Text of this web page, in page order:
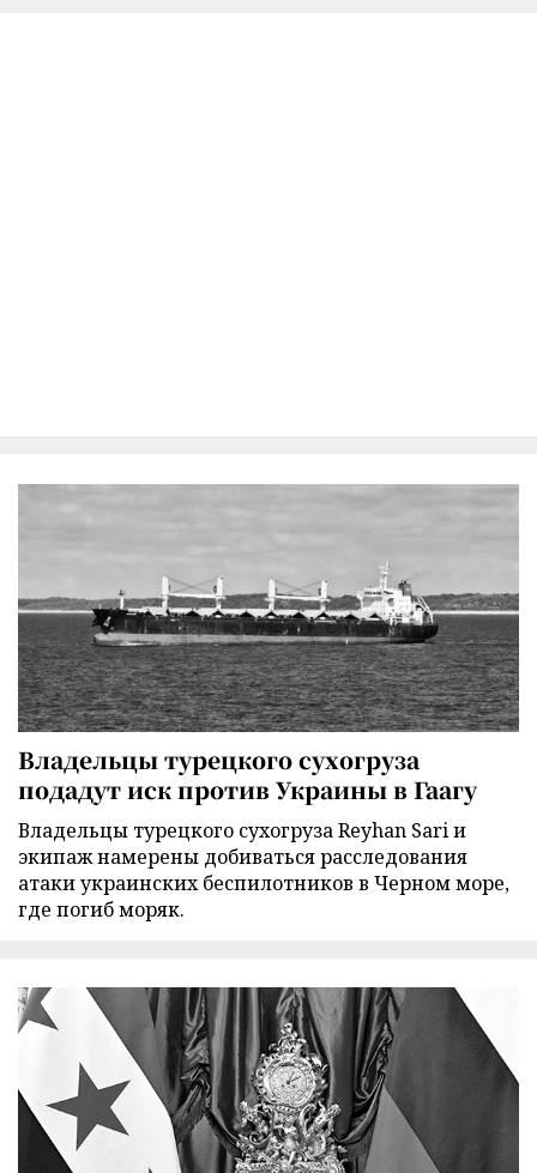
Владельцы турецкого сухогруза
подадут иск против Украины в Гаагу
Владельцы турецкого сухогруза Reyhan Sari и
экипаж намерены добиваться расследования
атаки украинских беспилотников в Черном море,
где погиб моряк.